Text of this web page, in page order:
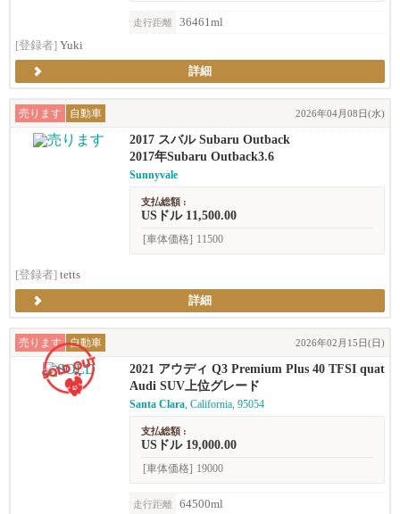
走行距離
36461ml
[登録者] Yuki
詳細
売ります 自動車 2026年04月08日(水)
2017 スバル Subaru Outback
2017年Subaru Outback3.6
Sunnyvale
支払総額 :
USドル 11,500.00
[車体価格] 11500
[登録者] tetts
詳細
売ります 自動車 2026年02月15日(日)
2021 アウディ Q3 Premium Plus 40 TFSI quat
tro (2.0T)
Audi SUV上位グレード
Santa Clara, California, 95054
支払総額 :
USドル 19,000.00
[車体価格] 19000
走行距離
64500ml